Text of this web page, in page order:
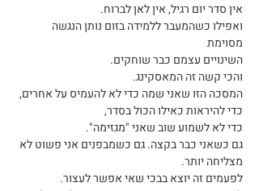
אין סדר יום רגיל, אין לאן לברוח.
ואפילו כשהמעבר ללמידה בזום נותן הנגשה
מסוימת
השינויים עצמם כבר שוחקים.
והכי קשה זה המאסקינג.
המסכה הזו שאני שמה כדי לא להעמיס על אחרים,
כדי להיראות כאילו הכול בסדר,
כדי לא לשמוע שוב שאני "מגזימה".
גם כשאני כבר בקצה. גם כשמבפנים אני פשוט לא
מצליחה יותר.
לפעמים זה יוצא בבכי שאי אפשר לעצור.